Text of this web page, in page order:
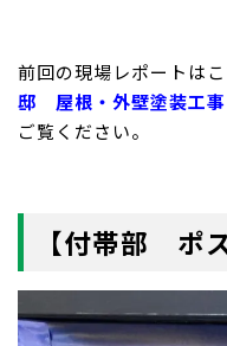
前回の現場レポートは
邸 屋根・外壁塗装工
ご覧ください。
【付帯部 ポ